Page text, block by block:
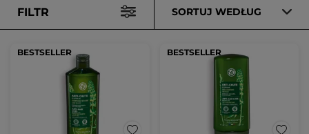
FILTR SORTUJ WEDŁUG
BESTSELLER BESTSELLER